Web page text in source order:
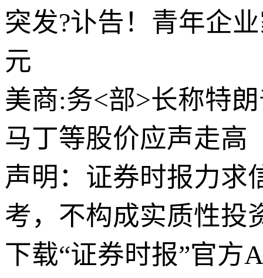
突发?讣告！青年企
元
美商:务<部>长称特
马丁等股价应声走高
声明：证券时报力求
考，不构成实质性投
下载“证券时报”官方